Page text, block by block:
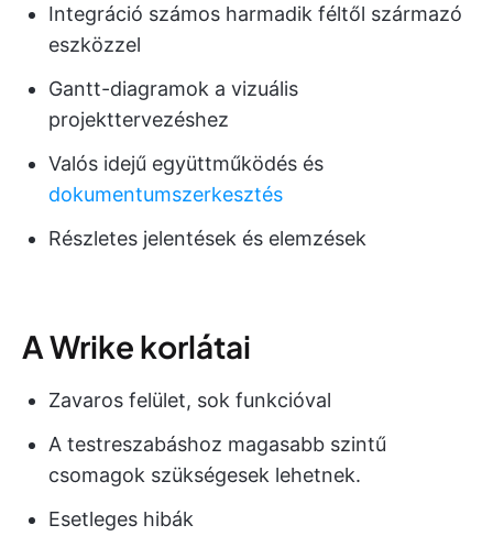
Integráció számos harmadik féltől származó
eszközzel
Gantt-diagramok a vizuális
projekttervezéshez
Valós idejű együttműködés és
dokumentumszerkesztés
Részletes jelentések és elemzések
A Wrike korlátai
Zavaros felület, sok funkcióval
A testreszabáshoz magasabb szintű
csomagok szükségesek lehetnek.
Esetleges hibák